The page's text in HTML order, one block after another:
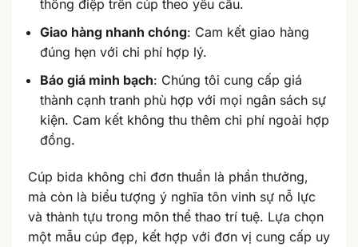
thông điệp trên cúp theo yêu cầu.
Giao hàng nhanh chóng: Cam kết giao hàng
đúng hẹn với chi phí hợp lý.
Báo giá minh bạch: Chúng tôi cung cấp giá
thành cạnh tranh phù hợp với mọi ngân sách sự
kiện. Cam kết không thu thêm chi phí ngoài hợp
đồng.
Cúp bida không chỉ đơn thuần là phần thưởng,
mà còn là biểu tượng ý nghĩa tôn vinh sự nỗ lực
và thành tựu trong môn thể thao trí tuệ. Lựa chọn
một mẫu cúp đẹp, kết hợp với đơn vị cung cấp uy